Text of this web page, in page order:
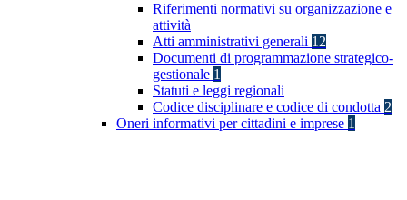
Riferimenti normativi su organizzazione e
attività
Atti amministrativi generali 12
Documenti di programmazione strategico-
gestionale 1
Statuti e leggi regionali
Codice disciplinare e codice di condotta 2
Oneri informativi per cittadini e imprese 1